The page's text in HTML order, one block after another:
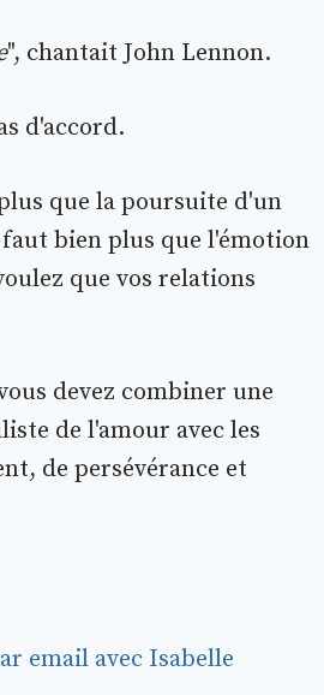
", chantait John Lennon.
d'accord.
que la poursuite d'un
bien plus que l'émotion
que vos relations
devez combiner une
de l'amour avec les
de persévérance et
email avec Isabelle